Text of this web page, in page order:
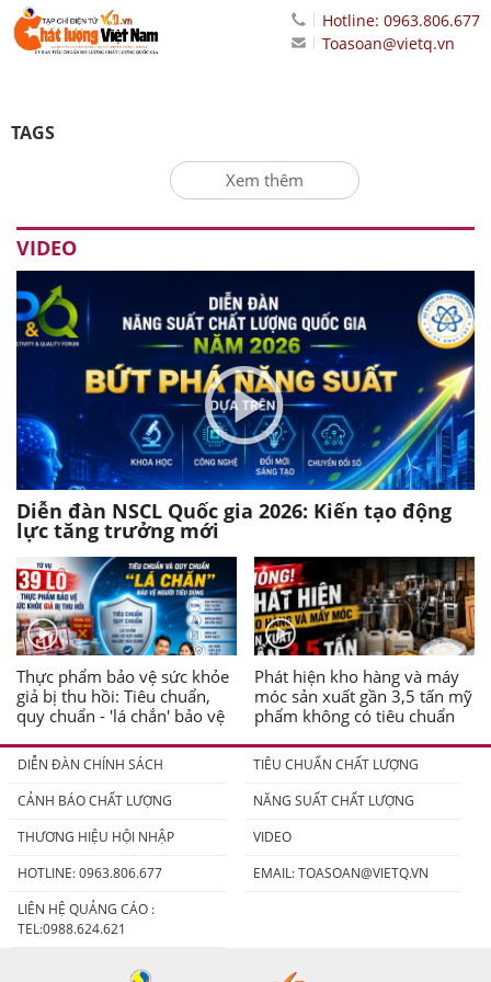
Hotline: 0963.806.677
Toasoan@vietq.vn
TAGS
Xem thêm
VIDEO
Diễn đàn NSCL Quốc gia 2026: Kiến tạo động
lực tăng trưởng mới
Thực phẩm bảo vệ sức khỏe
giả bị thu hồi: Tiêu chuẩn,
quy chuẩn - 'lá chắn' bảo vệ
Phát hiện kho hàng và máy
móc sản xuất gần 3,5 tấn mỹ
phẩm không có tiêu chuẩn
DIỄN ĐÀN CHÍNH SÁCH
TIÊU CHUẨN CHẤT LƯỢNG
CẢNH BÁO CHẤT LƯỢNG
NĂNG SUẤT CHẤT LƯỢNG
THƯƠNG HIỆU HỘI NHẬP
VIDEO
HOTLINE: 0963.806.677
EMAIL:TOASOAN@VIETQ.VN
LIÊN HỆ QUẢNG CÁO :
TEL:0988.624.621